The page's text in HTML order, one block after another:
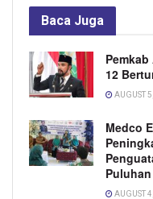
Baca Juga
12
AUGUST
Medco
AUGUST